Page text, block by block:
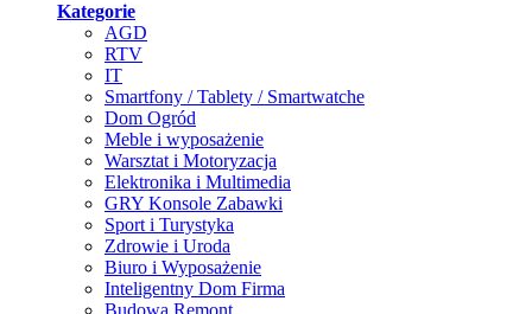
Kategorie
AGD
RTV
IT
Smartfony / Tablety / Smartwatche
Dom Ogród
Meble i wyposażenie
Warsztat i Motoryzacja
Elektronika i Multimedia
GRY Konsole Zabawki
Sport i Turystyka
Zdrowie i Uroda
Biuro i Wyposażenie
Inteligentny Dom Firma
Budowa Remont